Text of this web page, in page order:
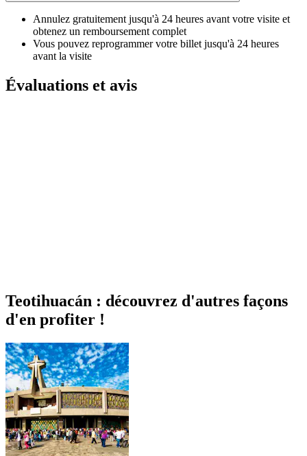
Annulez gratuitement jusqu'à 24 heures avant votre visite et
obtenez un remboursement complet
Vous pouvez reprogrammer votre billet jusqu'à 24 heures
avant la visite
Évaluations et avis
Teotihuacán : découvrez d'autres façons
d'en profiter !